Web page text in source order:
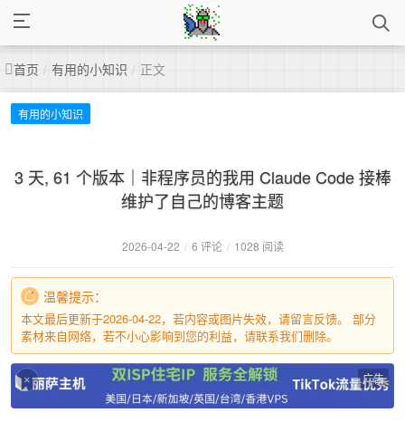
首页 / 有用的小知识 / 正文
有用的小知识
3 天, 61 个版本｜非程序员的我用 Claude Code 接棒
维护了自己的博客主题
2026-04-22 / 6 评论 / 1028 阅读
温馨提示：
本文最后更新于2026-04-22，若内容或图片失效，请留言反馈。 部分
素材来自网络，若不小心影响到您的利益，请联系我们删除。
× 广告